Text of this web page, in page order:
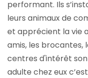
performant. Ils
leurs animaux de
et apprécient la vie
amis, les brocantes,
centres d'intérêt
adulte chez eux